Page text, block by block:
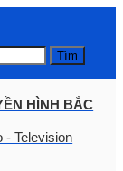
Tìm
HÌNH BẮC
- Television